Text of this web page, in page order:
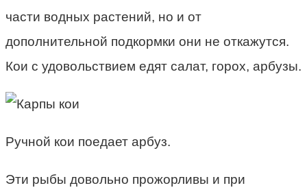
части водных растений, но и от
дополнительной подкормки они не откажутся.
Кои с удовольствием едят салат, горох, арбузы.
Ручной кои поедает арбуз.
Эти рыбы довольно прожорливы и при